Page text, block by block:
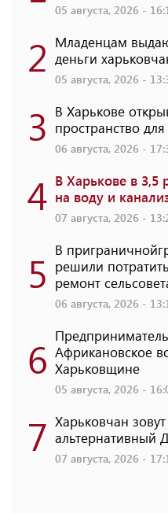
05 августа, 2026 -
2 Младенцам
деньги
05 августа, 2026 -
3 В Харькове
пространство
06 августа, 2026 -
4 В Харькове в 3,5
на воду и
07 августа, 2026 -
5 В
решили
ремонт
06 августа, 2026 -
6 Африкановское
Харьковщине
05 августа, 2026 -
7 Харьковчан
альтернативный
07 августа, 2026 -